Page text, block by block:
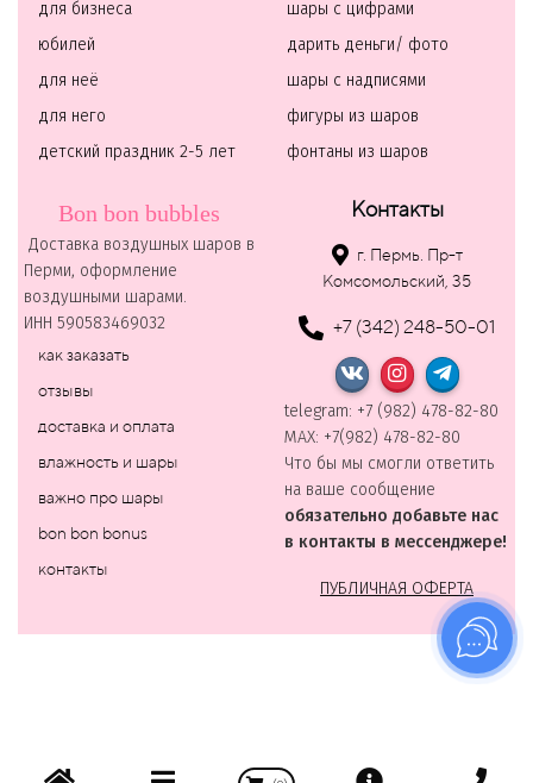
для бизнеса
юбилей
для неё
для него
детский праздник 2-5 лет
шары с цифрами
дарить деньги/ фото
шары с надписями
фигуры из шаров
фонтаны из шаров
Bon bon bubbles
Доставка воздушных шаров в
Перми, оформление
воздушными шарами.
ИНН 590583469032
как заказать
отзывы
доставка и оплата
влажность и шары
важно про шары
bon bon bonus
контакты
Контакты
г. Пермь. Пр-т
Комсомольский, 35
+7 (342) 248-50-01
telegram: +7 (982) 478-82-80
MAХ: +7(982) 478-82-80
Что бы мы смогли ответить
на ваше сообщение
обязательно добавьте нас
в контакты в мессенджере!
ПУБЛИЧНАЯ ОФЕРТА